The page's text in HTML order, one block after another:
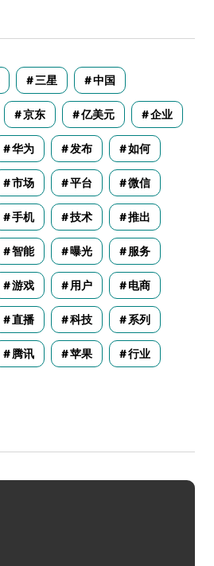
三星 中国
京东 亿美元 企业
华为 发布 如何
市场 平台 微信
手机 技术 推出
智能 曝光 服务
游戏 用户 电商
直播 科技 系列
腾讯 苹果 行业